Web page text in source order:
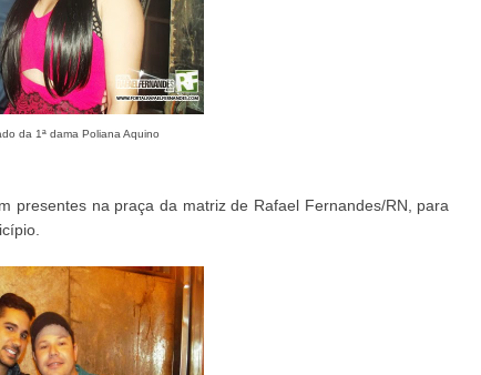
da 1ª dama Poliana Aquino
presentes na praça da matriz de Rafael Fernandes/RN, para